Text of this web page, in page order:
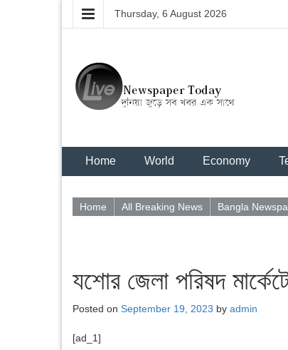
Thursday, 6 August 2026
Home World Economy
Home All Breaking News Bangla
যশোর জেলা পরিষদ
Posted on September 19, 2023 by admin
[ad_1]